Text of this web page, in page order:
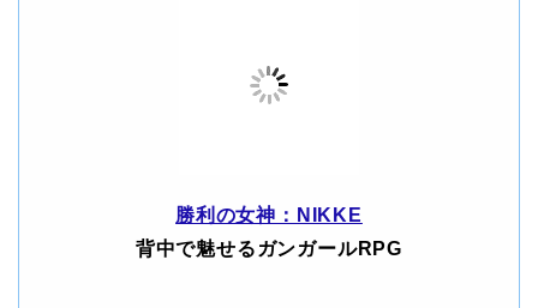
勝利の女神：NIKKE
背中で魅せるガンガールRPG